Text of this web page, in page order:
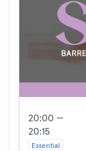
20:00 —
20:15
Essential